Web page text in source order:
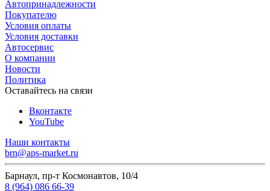
Автопринадлежности
Покупателю
Условия оплаты
Условия доставки
Автосервис
О компании
Новости
Политика
Оставайтесь на связи
Вконтакте
YouTube
Наши контакты
brn@aps-market.ru
Барнаул, пр-т Космонавтов, 10/4
8 (964) 086 66-39